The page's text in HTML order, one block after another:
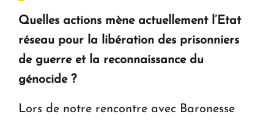
Quelles actions mène actuellement l’Etat
réseau pour la libération des prisonniers
de guerre et la reconnaissance du
génocide ?
Lors de notre rencontre avec Baronesse